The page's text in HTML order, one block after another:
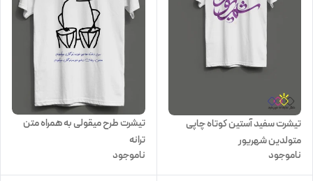
تیشرت سفید آستین کوتاه چاپی
متولدین شهریور
ناموجود
تیشرت طرح میقولی به همراه متن
ترانه
ناموجود